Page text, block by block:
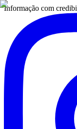
Informação com